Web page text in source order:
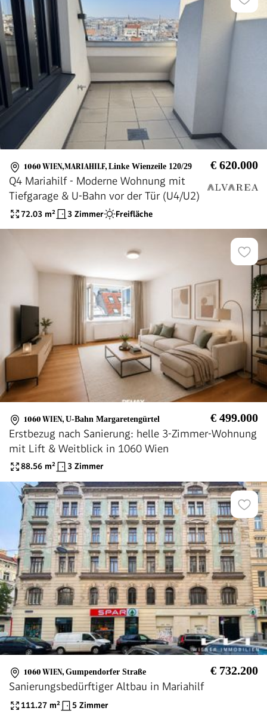
1060 WIEN,MARIAHILF, Linke Wienzeile 120/29 € 620.000
Q4 Mariahilf - Moderne Wohnung mit
Tiefgarage & U-Bahn vor der Tür (U4/U2)
72.03 m² 3 Zimmer Freifläche
1060 WIEN, U-Bahn Margaretengürtel € 499.000
Erstbezug nach Sanierung: helle 3-Zimmer-Wohnung
mit Lift & Weitblick in 1060 Wien
88.56 m² 3 Zimmer
1060 WIEN, Gumpendorfer Straße € 732.200
Sanierungsbedürftiger Altbau in Mariahilf
111.27 m² 5 Zimmer